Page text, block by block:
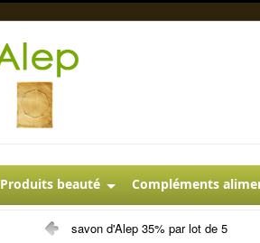
Produits beauté Compléments
savon d'Alep 35% par lot de 5